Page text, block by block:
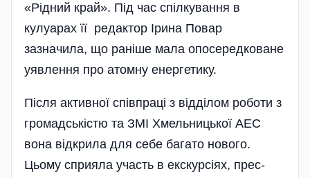
«Рідний край». Під час спілкування в
кулуарах її редактор Ірина Повар
зазначила, що раніше мала опосередковане
уявлення про атомну енергетику.
Після активної співпраці з відділом роботи з
громадськістю та ЗМІ Хмельницької АЕС
вона відкрила для себе багато нового.
Цьому сприяла участь в екскурсіях, прес-